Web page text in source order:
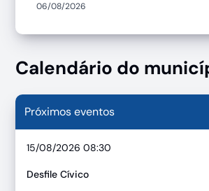
06/08/2026
Calendário do
Próximos eventos
15/08/2026 08:30
Desfile Cívico